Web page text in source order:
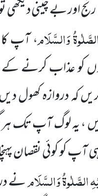
رنج اور بے چینی
وَالسَّلَام، آپ کا
کو عذاب کرنے
کہ دروازہ کھول
، یہ لوگ آپ تک ہر
آپ کو کوئی نقصان
الصَّلٰوۃُ وَالسَّلَامنے